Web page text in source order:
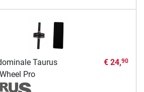
Taurus
Pro
€ 24,90